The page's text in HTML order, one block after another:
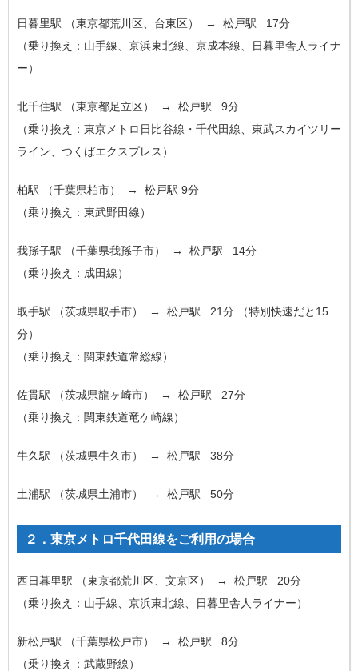
日暮里駅 （東京都荒川区、台東区） → 松戸駅 17分
（乗り換え：山手線、京浜東北線、京成本線、日暮里舎人ライナ
ー）
北千住駅 （東京都足立区） → 松戸駅 9分
（乗り換え：東京メトロ日比谷線・千代田線、東武スカイツリー
ライン、つくばエクスプレス）
柏駅 （千葉県柏市） → 松戸駅 9分
（乗り換え：東武野田線）
我孫子駅 （千葉県我孫子市） → 松戸駅 14分
（乗り換え：成田線）
取手駅 （茨城県取手市） → 松戸駅 21分 （特別快速だと15
分）
（乗り換え：関東鉄道常総線）
佐貫駅 （茨城県龍ヶ崎市） → 松戸駅 27分
（乗り換え：関東鉄道竜ケ崎線）
牛久駅 （茨城県牛久市） → 松戸駅 38分
土浦駅 （茨城県土浦市） → 松戸駅 50分
２．東京メトロ千代田線をご利用の場合
西日暮里駅 （東京都荒川区、文京区） → 松戸駅 20分
（乗り換え：山手線、京浜東北線、日暮里舎人ライナー）
新松戸駅 （千葉県松戸市） → 松戸駅 8分
（乗り換え：武蔵野線）